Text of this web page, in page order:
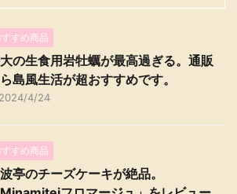
すすめ商品
の生食用岩牡蠣が最高過ぎる。通販
島風生活が超おすすめです。
2024/4/24
すすめ商品
亭のチーズケーキが絶品。